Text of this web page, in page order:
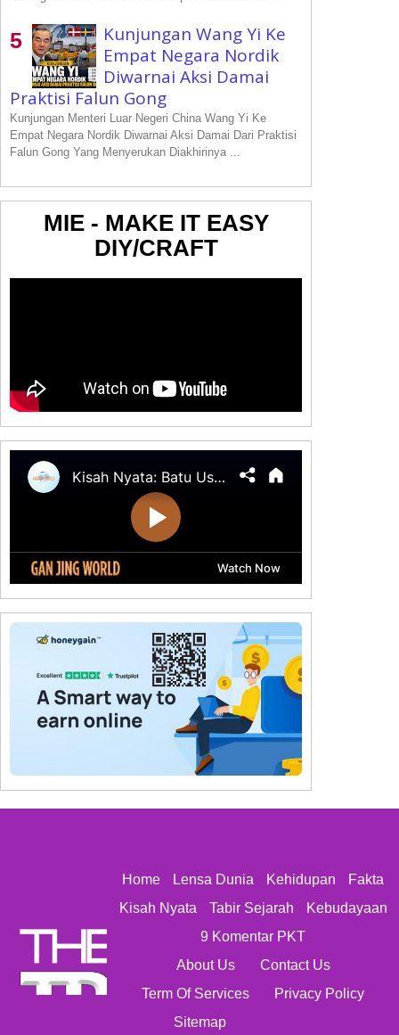
Kunjungan Wang Yi Ke
Empat Negara Nordik
Diwarnai Aksi Damai
Praktisi Falun Gong
Kunjungan Menteri Luar Negeri China Wang Yi Ke
Empat Negara Nordik Diwarnai Aksi Damai Dari Praktisi
Falun Gong Yang Menyerukan Diakhirinya ...
MIE - MAKE IT EASY
DIY/CRAFT
Home Lensa Dunia Kehidupan
Fakta
Kisah Nyata
Tabir Sejarah
Kebudayaan
9 Komentar PKT
About Us
Contact Us
Term Of Services
Privacy Policy
Sitemap